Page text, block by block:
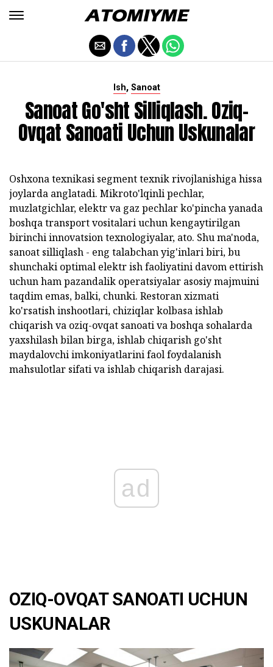
Ish, Sanoat
Sanoat Go'sht Silliqlash. Oziq-
Ovqat Sanoati Uchun Uskunalar
Oshxona texnikasi segment texnik rivojlanishiga hissa
joylarda anglatadi. Mikroto'lqinli pechlar,
muzlatgichlar, elektr va gaz pechlar ko'pincha yanada
boshqa transport vositalari uchun kengaytirilgan
birinchi innovatsion texnologiyalar, ato. Shu ma'noda,
sanoat silliqlash - eng talabchan yig'inlari biri, bu
shunchaki optimal elektr ish faoliyatini davom ettirish
uchun ham pazandalik operatsiyalar asosiy majmuini
taqdim emas, balki, chunki. Restoran xizmati
ko'rsatish inshootlari, chiziqlar kolbasa ishlab
chiqarish va oziq-ovqat sanoati va boshqa sohalarda
yaxshilash bilan birga, ishlab chiqarish go'sht
maydalovchi imkoniyatlarini faol foydalanish
mahsulotlar sifati va ishlab chiqarish darajasi.
ad
OZIQ-OVQAT SANOATI UCHUN
USKUNALAR